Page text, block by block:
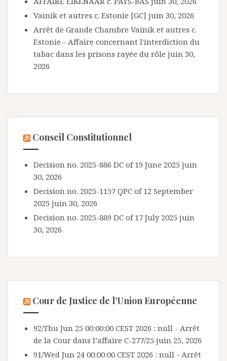
Vainik et autres c. Estonie [GC] juin 30, 2026
Arrêt de Grande Chambre Vainik et autres c.
Estonie - Affaire concernant l'interdiction du
tabac dans les prisons rayée du rôle juin 30,
2026
Conseil Constitutionnel
Decision no. 2025-886 DC of 19 June 2025 juin
30, 2026
Decision no. 2025-1157 QPC of 12 September
2025 juin 30, 2026
Decision no. 2025-889 DC of 17 July 2025 juin
30, 2026
Cour de Justice de l’Union Européenne
92/Thu Jun 25 00:00:00 CEST 2026 : null - Arrêt
de la Cour dans l’affaire C-277/25 juin 25, 2026
91/Wed Jun 24 00:00:00 CEST 2026 : null - Arrêt